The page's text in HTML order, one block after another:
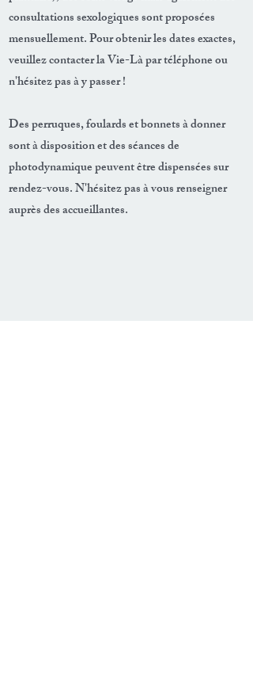
consultations sexologiques sont proposées
mensuellement. Pour obtenir les dates exactes,
veuillez contacter la Vie-Là par téléphone ou
n'hésitez pas à y passer !
Des perruques, foulards et bonnets à donner
sont à disposition et des séances de
photodynamique peuvent être dispensées sur
rendez-vous. N'hésitez pas à vous renseigner
auprès des accueillantes.